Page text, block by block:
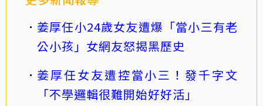
姜厚任小24歲女友遭爆「當小三有老
公小孩」女網友怒揭黑歷史
姜厚任女友遭控當小三！發千字文
「不學邏輯很難開始好好活」